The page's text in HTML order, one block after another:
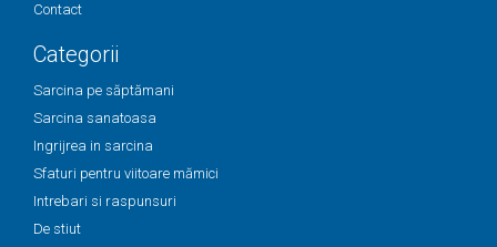
Contact
Categorii
Sarcina pe săptămani
Sarcina sanatoasa
Ingrijrea in sarcina
Sfaturi pentru viitoare mămici
Intrebari si raspunsuri
De stiut